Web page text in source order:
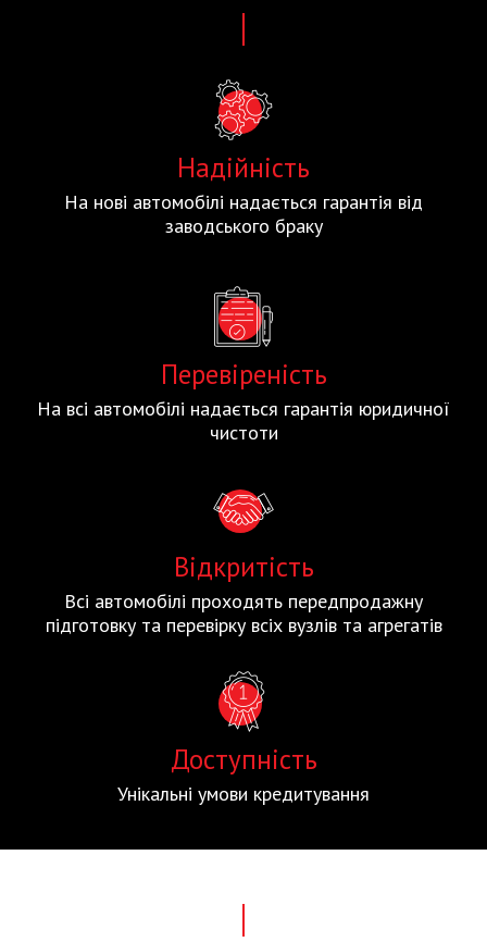
Надійність
На нові автомобілі надається гарантія від
заводського браку
Перевіреність
На всі автомобілі надається гарантія юридичної
чистоти
Відкритість
Всі автомобілі проходять передпродажну
підготовку та перевірку всіх вузлів та агрегатів
Доступність
Унікальні умови кредитування